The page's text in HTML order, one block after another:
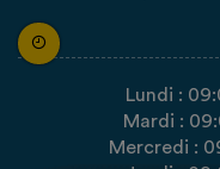
Lundi :
Mardi :
Mercredi :